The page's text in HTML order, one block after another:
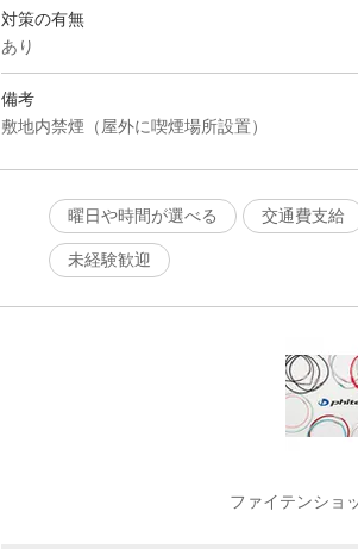
対策の有無
あり
備考
敷地内禁煙（屋外に喫煙場所設置）
曜日や時間が選べる
交通費支給
未経験歓迎
ファイテンショ